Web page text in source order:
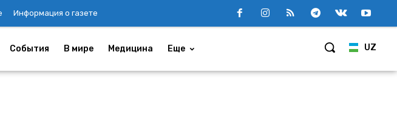
Информация о газете
UZ
События В мире Медицина Еще